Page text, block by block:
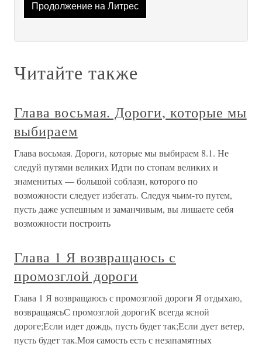
Продолжение на Литрес
Читайте также
Глава восьмая. Дороги, которые мы
выбираем
Глава восьмая. Дороги, которые мы выбираем 8.1. Не
следуй путями великих Идти по стопам великих и
знаменитых — большой соблазн, которого по
возможности следует избегать. Следуя чьим-то путем,
пусть даже успешным и заманчивым, вы лишаете себя
возможности построить
Глава 1 Я возвращаюсь с
промозглой дороги
Глава 1 Я возвращаюсь с промозглой дороги Я отдыхаю,
возвращаясьС промозглой дорогиК всегда ясной
дороге;Если идет дождь, пусть будет так;Если дует ветер,
пусть будет так.Моя самость есть с незапамятных